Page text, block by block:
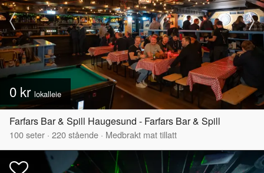
0 kr lokalleie
Farfars Bar & Spill Haugesund - Farfars Bar & Spill
100seter · 220stående · Medbrakt mat tillatt